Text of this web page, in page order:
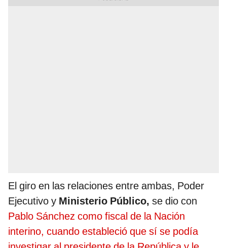
El giro en las relaciones entre ambas, Poder
Ejecutivo y Ministerio Público, se dio con
Pablo Sánchez como fiscal de la Nación
interino, cuando estableció que sí se podía